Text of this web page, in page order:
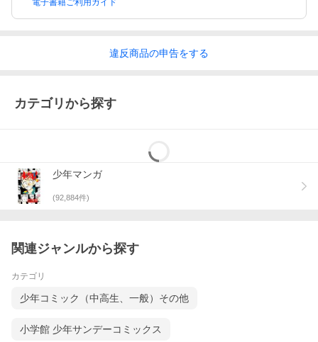
電子書籍ご利用ガイド
違反商品の申告をする
カテゴリから探す
少年マンガ
(92,884件)
関連ジャンルから探す
カテゴリ
少年コミック（中高生、一般）その他
小学館 少年サンデーコミックス